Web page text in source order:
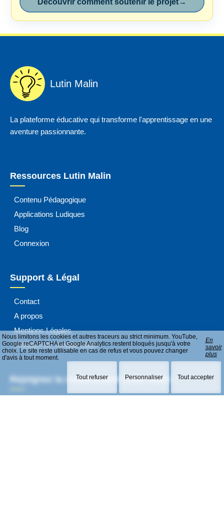
Découvrir comment soutenir le projet→
Nous limitons les cookies et autres traceurs au strict minimum. YouTube,
Google reCAPTCHA et Google Analytics restent bloqués jusqu'à votre
choix. Le site reste utilisable en cas de refus et vous pouvez changer
d'avis à tout moment.
En
savoir
plus
Tout refuser Personnaliser Tout accepter
Lutin Malin
La plateforme éducative qui transforme l'apprentissage en une
aventure passionnante.
Ressources Lutin Malin
Contenu Pédagogique
Applications Ludiques
Blog
Connexion
Support & Légal
Contact
A propos
Mentions Légales
Politique de confidentialité
Rejoignez la communauté Lutin Malin !